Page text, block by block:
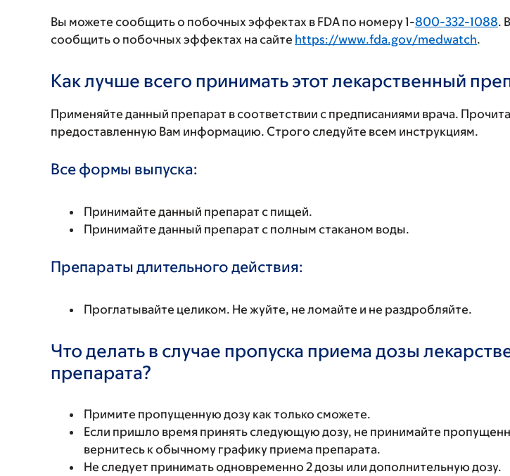
Вы можете сообщить о побочных эффектах в FDA по номеру 1-800-332-1088.
сообщить о побочных эффектах на сайте https://www.fda.gov/medwatch.
Как лучше всего принимать этот лекарственный
Применяйте данный препарат в соответствии с предписаниями врача.
предоставленную Вам информацию. Строго следуйте всем инструкциям.
Все формы выпуска:
Принимайте данный препарат с пищей.
Принимайте данный препарат с полным стаканом воды.
Препараты длительного действия:
Проглатывайте целиком. Не жуйте, не ломайте и не раздробляйте.
Что делать в случае пропуска приема дозы
препарата?
Примите пропущенную дозу как только сможете.
Если пришло время принять следующую дозу, не принимайте
вернитесь к обычному графику приема препарата.
Не следует принимать одновременно 2 дозы или дополнительную дозу.